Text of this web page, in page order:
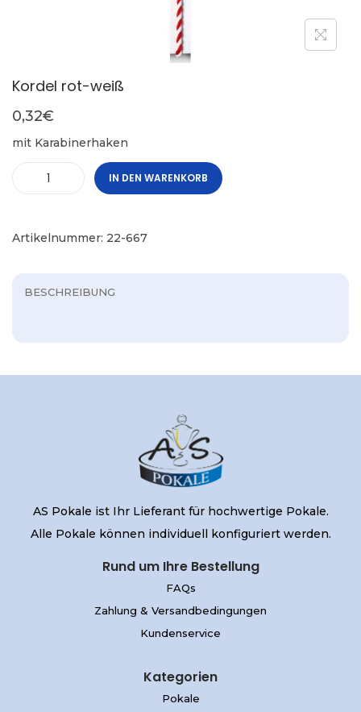
Kordel rot-weiß
0,32€
mit Karabinerhaken
IN DEN WARENKORB
Artikelnummer: 22-667
BESCHREIBUNG
AS Pokale ist Ihr Lieferant für hochwertige Pokale.
Alle Pokale können individuell konfiguriert werden.
Rund um Ihre Bestellung
FAQs
Zahlung & Versandbedingungen
Kundenservice
Kategorien
Pokale